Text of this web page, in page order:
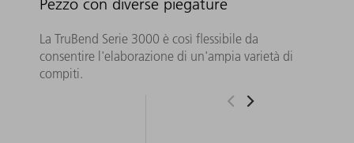
Pezzo con diverse piegature
La TruBend Serie 3000 è così flessibile da
consentire l'elaborazione di un'ampia varietà di
compiti.